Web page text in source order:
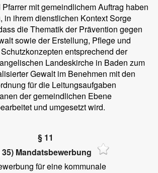
mit gemeindlichem Auftrag haben
in ihrem dienstlichen Kontext Sorge
die Thematik der Prävention gegen
sowie der Erstellung, Pflege und
entsprechend der
Landeskirche in Baden zum
Gewalt im Benehmen mit den
für die Leitungsaufgaben
der gemeindlichen Ebene
und umgesetzt wird.
§ 11
35) Mandatsbewerbung
für eine kommunale